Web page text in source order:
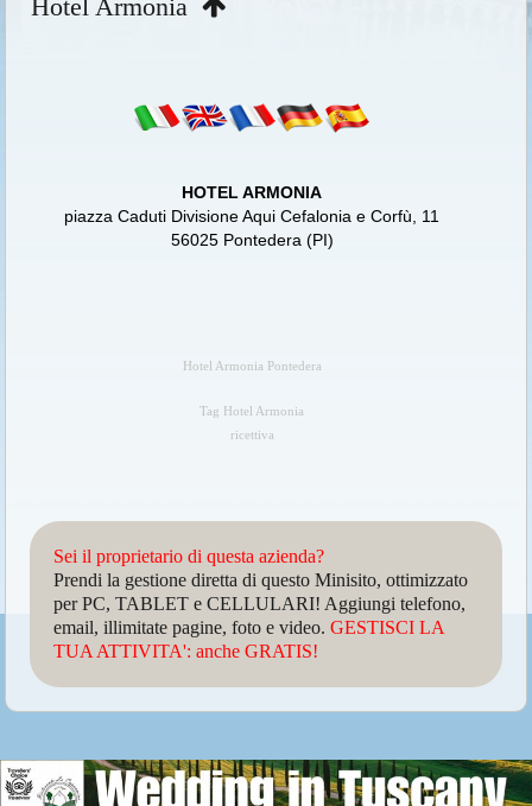
Hotel Armonia
HOTEL ARMONIA
piazza Caduti Divisione Aqui Cefalonia e Corfù, 11
56025 Pontedera (PI)
Hotel Armonia Pontedera
Tag Hotel Armonia
ricettiva
Sei il proprietario di questa azienda?
Prendi la gestione diretta di questo Minisito, ottimizzato
per PC, TABLET e CELLULARI! Aggiungi telefono,
email, illimitate pagine, foto e video.GESTISCI LA
TUA ATTIVITA': anche GRATIS!